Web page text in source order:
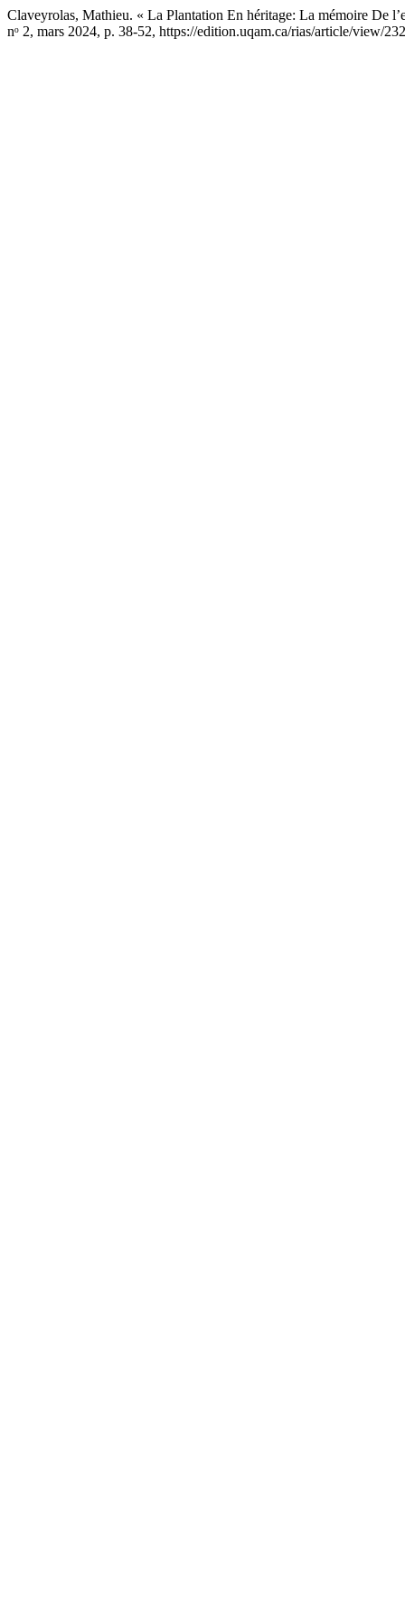
Claveyrolas, Mathieu. « La Plantation En héritage: La mémoire De
nᵒ 2, mars 2024, p. 38-52, https://edition.uqam.ca/rias/article/view/